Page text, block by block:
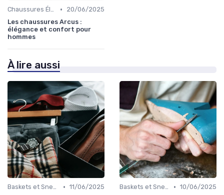
Chaussures Élégantes et de Cérémonie •
20/06/2025
Les chaussures Arcus :
élégance et confort pour
hommes
À lire aussi
Baskets et Sneakers • 11/06/2025
Baskets et Sneakers • 10/06/2025